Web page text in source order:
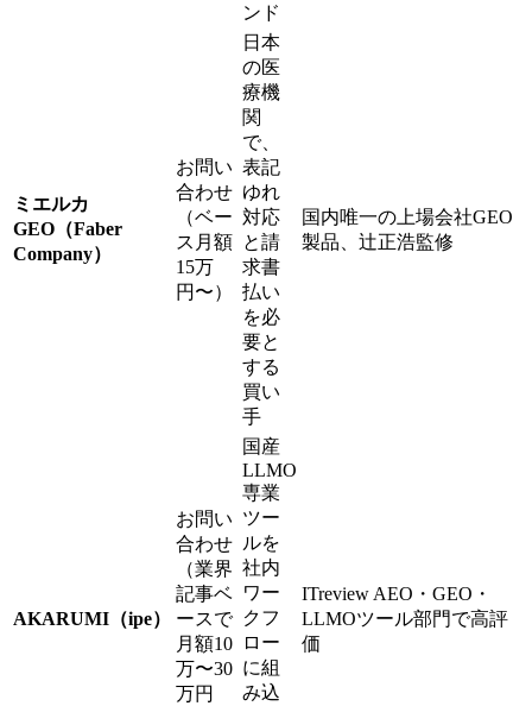
ンド
ミエルカ
GEO（Faber
Company）
お問い
合わせ
（ベー
ス月額
15万
円〜）
日本
の医
療機
関
で、
表記
ゆれ
対応
と請
求書
払い
を必
要と
する
買い
手
国内唯一の上場会社GEO
製品、辻正浩監修
AKARUMI（ipe）
お問い
合わせ
（業界
記事ベ
ースで
月額10
万〜30
万円
国産
LLMO
専業
ツー
ルを
社内
ワー
クフ
ロー
に組
み込
ITreview AEO・GEO・
LLMOツール部門で高評
価